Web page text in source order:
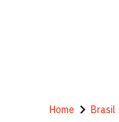
Home Brasil